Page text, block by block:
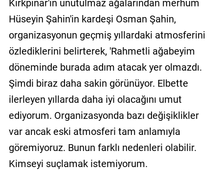
Kırkpınar'ın unutulmaz ağalarından merhum
Hüseyin Şahin'in kardeşi Osman Şahin,
organizasyonun geçmiş yıllardaki atmosferini
özlediklerini belirterek, 'Rahmetli ağabeyim
döneminde burada adım atacak yer olmazdı.
Şimdi biraz daha sakin görünüyor. Elbette
ilerleyen yıllarda daha iyi olacağını umut
ediyorum. Organizasyonda bazı değişiklikler
var ancak eski atmosferi tam anlamıyla
göremiyoruz. Bunun farklı nedenleri olabilir.
Kimseyi suçlamak istemiyorum.